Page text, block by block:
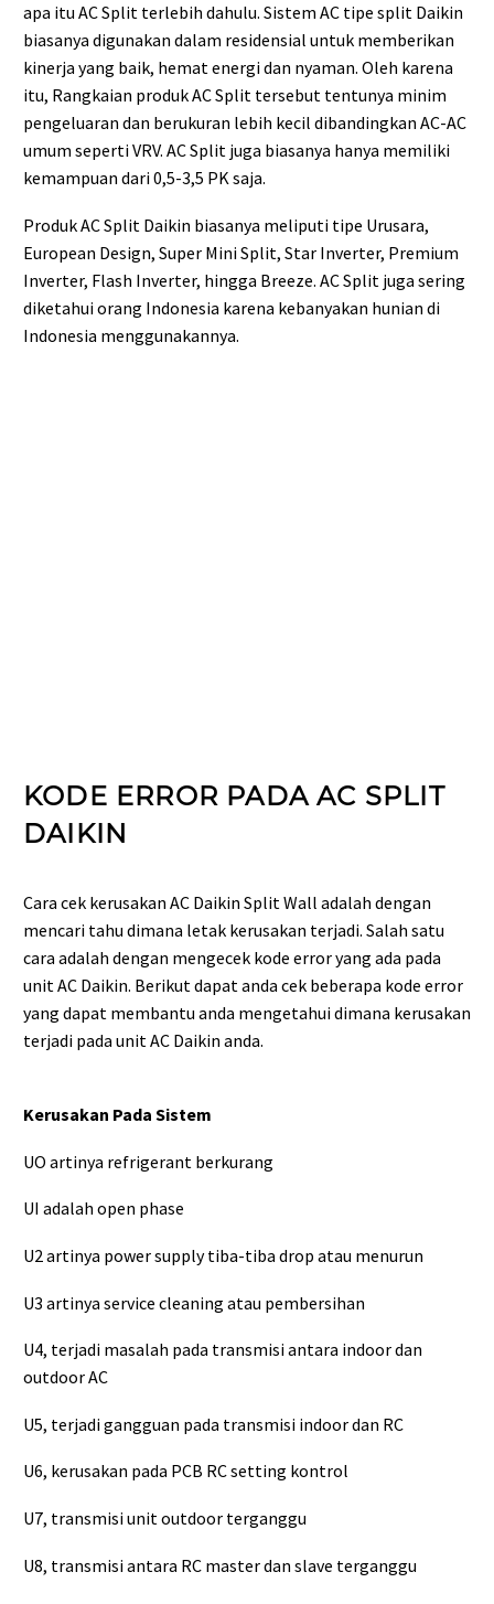
apa itu AC Split terlebih dahulu. Sistem AC tipe split Daikin
biasanya digunakan dalam residensial untuk memberikan
kinerja yang baik, hemat energi dan nyaman. Oleh karena
itu, Rangkaian produk AC Split tersebut tentunya minim
pengeluaran dan berukuran lebih kecil dibandingkan AC-AC
umum seperti VRV. AC Split juga biasanya hanya memiliki
kemampuan dari 0,5-3,5 PK saja.
Produk AC Split Daikin biasanya meliputi tipe Urusara,
European Design, Super Mini Split, Star Inverter, Premium
Inverter, Flash Inverter, hingga Breeze. AC Split juga sering
diketahui orang Indonesia karena kebanyakan hunian di
Indonesia menggunakannya.
KODE ERROR PADA AC SPLIT
DAIKIN
Cara cek kerusakan AC Daikin Split Wall adalah dengan
mencari tahu dimana letak kerusakan terjadi. Salah satu
cara adalah dengan mengecek kode error yang ada pada
unit AC Daikin. Berikut dapat anda cek beberapa kode error
yang dapat membantu anda mengetahui dimana kerusakan
terjadi pada unit AC Daikin anda.
Kerusakan Pada Sistem
UO artinya refrigerant berkurang
UI adalah open phase
U2 artinya power supply tiba-tiba drop atau menurun
U3 artinya service cleaning atau pembersihan
U4, terjadi masalah pada transmisi antara indoor dan
outdoor AC
U5, terjadi gangguan pada transmisi indoor dan RC
U6, kerusakan pada PCB RC setting kontrol
U7, transmisi unit outdoor terganggu
U8, transmisi antara RC master dan slave terganggu